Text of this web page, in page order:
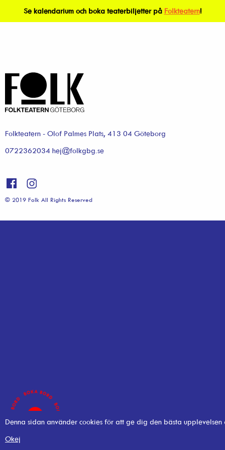
Se kalendarium och boka teaterbiljetter på Folkteatern!
Folkteatern - Olof Palmes Plats, 413 04 Göteborg
0722362034 hej@folkgbg.se
© 2019 Folk All Rights Reserved
Denna sidan använder cookies för att ge dig den bästa
Okej